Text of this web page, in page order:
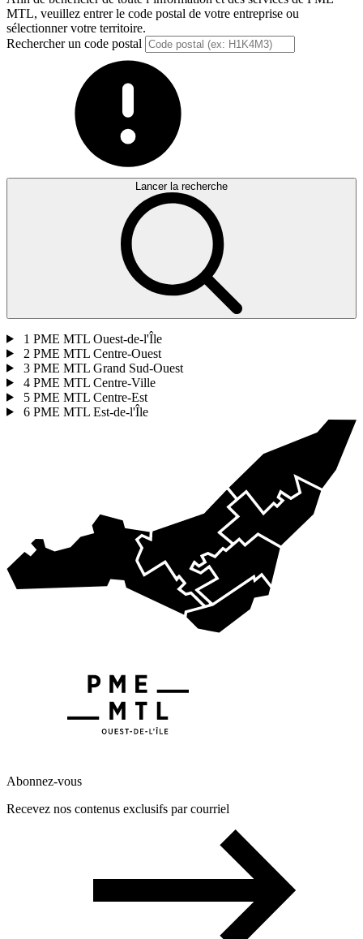
MTL, veuillez entrer le code postal de votre entreprise ou
sélectionner votre territoire.
Rechercher un code postal
Lancer la recherche
1 PME MTL Ouest-de-l'Île
2 PME MTL Centre-Ouest
3 PME MTL Grand Sud-Ouest
4 PME MTL Centre-Ville
5 PME MTL Centre-Est
6 PME MTL Est-de-l'Île
Abonnez-vous
Recevez nos contenus exclusifs par courriel